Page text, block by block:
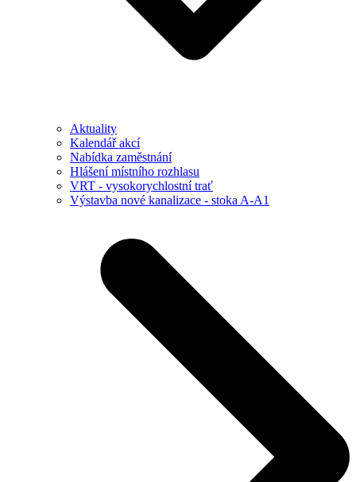
Aktuality
Kalendář akcí
Nabídka zaměstnání
Hlášení místního rozhlasu
VRT - vysokorychlostní trať
Výstavba nové kanalizace - stoka A-A1